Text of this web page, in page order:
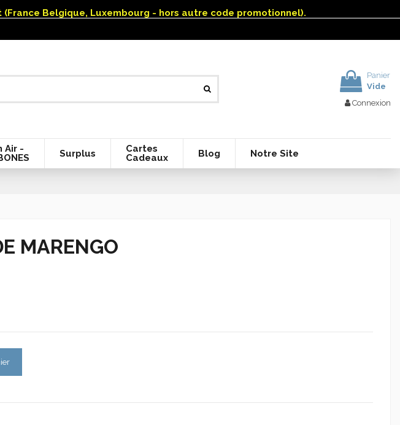
Belgique, Luxembourg - hors autre code promotionnel).
Panier
Vide
Connexion
Air -
Surplus
Cartes
Cadeaux
Blog Notre Site
MARENGO